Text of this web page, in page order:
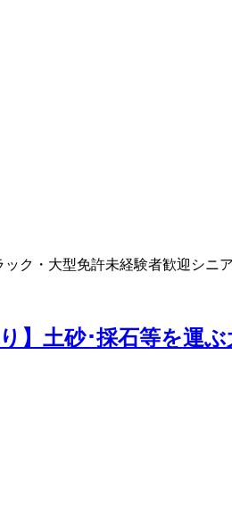
ック・大型免許未経験者歓迎 シニ
】土砂･採石等を運